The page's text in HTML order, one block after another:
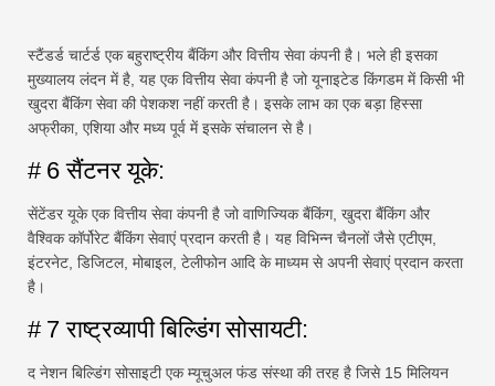
स्टैंडर्ड चार्टर्ड एक बहुराष्ट्रीय बैंकिंग और वित्तीय सेवा कंपनी है। भले ही इसका
मुख्यालय लंदन में है, यह एक वित्तीय सेवा कंपनी है जो यूनाइटेड किंगडम में किसी भी
खुदरा बैंकिंग सेवा की पेशकश नहीं करती है। इसके लाभ का एक बड़ा हिस्सा
अफ्रीका, एशिया और मध्य पूर्व में इसके संचालन से है।
# 6 सैंटनर यूके:
सेंटेंडर यूके एक वित्तीय सेवा कंपनी है जो वाणिज्यिक बैंकिंग, खुदरा बैंकिंग और
वैश्विक कॉर्पोरेट बैंकिंग सेवाएं प्रदान करती है। यह विभिन्न चैनलों जैसे एटीएम,
इंटरनेट, डिजिटल, मोबाइल, टेलीफोन आदि के माध्यम से अपनी सेवाएं प्रदान करता
है।
# 7 राष्ट्रव्यापी बिल्डिंग सोसायटी:
द नेशन बिल्डिंग सोसाइटी एक म्यूचुअल फंड संस्था की तरह है जिसे 15 मिलियन